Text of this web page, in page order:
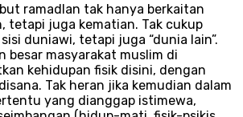
ramadlan tak hanya berkaitan
tetapi juga kematian. Tak cukup
duniawi, tetapi juga “dunia lain”.
besar masyarakat muslim di
kehidupan fisik disini, dengan
Tak heran jika kemudian dalam
yang dianggap istimewa,